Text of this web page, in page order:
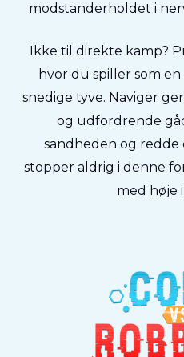
modstanderholdet i
Ikke til direkte kamp?
hvor du spiller som en
snedige tyve. Naviger
og udfordrende
sandheden og
stopper aldrig i denne
med høje